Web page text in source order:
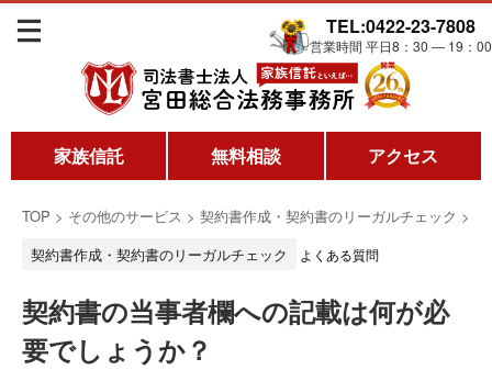
TEL:0422-23-7808
営業時間 平日8：30 ― 19：00
家族信託 無料相談 アクセス
TOP > その他のサービス > 契約書作成・契約書のリーガルチェック >
契約書作成・契約書のリーガルチェック
よくある質問
契約書の当事者欄への記載は何が必
要でしょうか？